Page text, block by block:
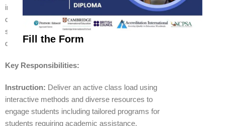
Fill the Form
implement modern instructional strategies and
create a stimulating environment that supports
students' cognitive, social, and emotional
development.
Key Responsibilities:
Instruction: Deliver an active class load using
interactive methods and diverse resources to
engage students including tailored programs for
students requiring academic assistance.